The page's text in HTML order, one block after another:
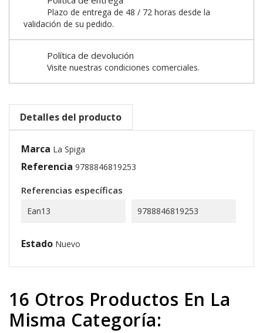
Plazo de entrega de 48 / 72 horas desde la
validación de su pedido.
Política de devolución
Visite nuestras condiciones comerciales.
Detalles del producto
Marca La Spiga
Referencia 9788846819253
Referencias específicas
Ean13 9788846819253
Estado Nuevo
16 Otros Productos En La
Misma Categoría: